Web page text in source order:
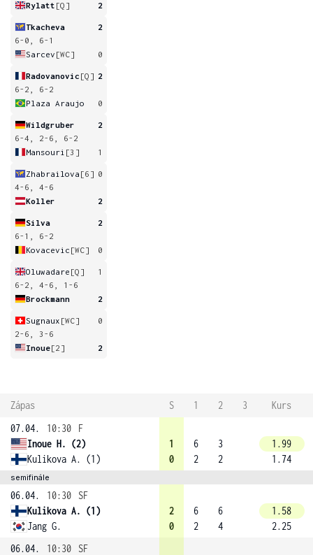
Rylatt [Q] 2
Tkacheva
2
6-0, 6-1
Sarcev [WC] 0
Radovanovic [Q] 2
6-2, 6-2
Plaza Araujo
0
Wildgruber
2
6-4, 2-6, 6-2
Mansouri [3] 1
Zhabrailova [6] 0
4-6, 4-6
Koller
2
Silva
2
6-1, 6-2
Kovacevic [WC] 0
Oluwadare [Q]
1
6-2, 4-6, 1-6
Brockmann
2
Sugnaux [WC]
0
2-6, 3-6
Inoue[2] 2
Zápas S 1 2 3
Kurs
07.04.
10:30
F
Inoue H. (2)
Kulikova A. (1)
1
0
6
2
3
2
1.99
1.74
semifinále
06.04. 10:30
SF
Kulikova A. (1)
Jang G.
2
0
6
2
6
4
1.58
2.25
06.04.
10:30
SF